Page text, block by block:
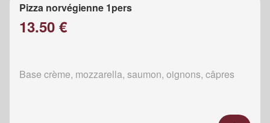
Pizza norvégienne 1pers
13.50 €
Base crème, mozzarella, saumon, oignons, câpres